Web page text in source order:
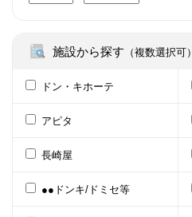
施設から探す （複数選択可）
ドン・キホーテ
アピタ
長崎屋
●●ドンキ/ドミセ等